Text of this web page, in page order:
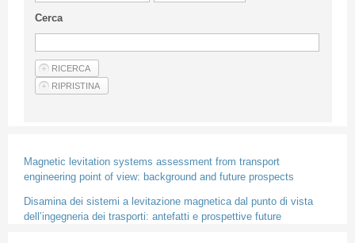
Privacy & Policy
Articles
Cerca
Magnetic levitation systems assessment from transport
engineering point of view: background and future prospects
Disamina dei sistemi a levitazione magnetica dal punto di vista
dell’ingegneria dei trasporti: antefatti e prospettive future